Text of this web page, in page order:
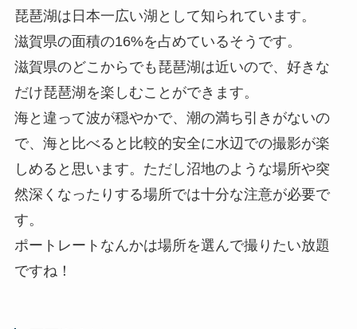
琵琶湖は日本一広い湖として知られています。
滋賀県の面積の16%を占めているそうです。
滋賀県のどこからでも琵琶湖は近いので、好きな
だけ琵琶湖を楽しむことができます。
海と違って波が穏やかで、潮の満ち引きがないの
で、海と比べると比較的安全に水辺での撮影が楽
しめると思います。ただし沼地のような場所や突
然深くなったりする場所では十分な注意が必要で
す。
ポートレートなんかは場所を選んで撮りたい放題
ですね！